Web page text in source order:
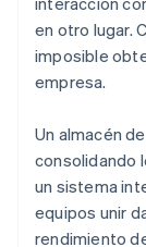
en otro lugar.
imposible
empresa.
Un almacén
consolidando
un sistema
equipos unir
rendimiento